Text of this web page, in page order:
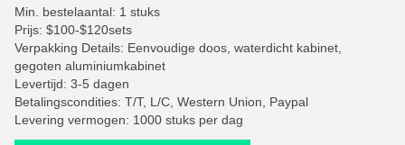
Min. bestelaantal: 1 stuks
Prijs: $100-$120sets
Verpakking Details: Eenvoudige doos, waterdicht kabinet,
gegoten aluminiumkabinet
Levertijd: 3-5 dagen
Betalingscondities: T/T, L/C, Western Union, Paypal
Levering vermogen: 1000 stuks per dag